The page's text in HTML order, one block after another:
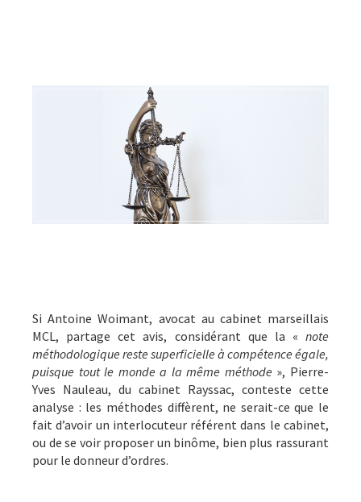
Si Antoine Woimant, avocat au cabinet marseillais
MCL, partage cet avis, considérant que la « note
méthodologique reste superficielle à compétence égale,
puisque tout le monde a la même méthode », Pierre-
Yves Nauleau, du cabinet Rayssac, conteste cette
analyse : les méthodes diffèrent, ne serait-ce que le
fait d’avoir un interlocuteur référent dans le cabinet,
ou de se voir proposer un binôme, bien plus rassurant
pour le donneur d’ordres.